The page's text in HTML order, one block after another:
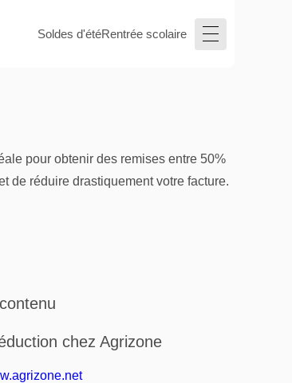
Soldes d'étéRentrée scolaire
pour obtenir des remises entre 50%
de réduire drastiquement votre facture.
chez Agrizone